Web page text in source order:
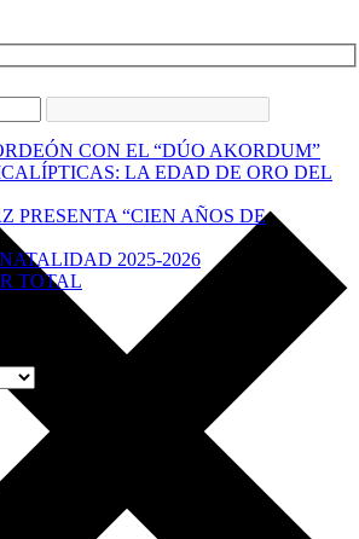
CON EL “DÚO AKORDUM”
LA EDAD DE ORO DEL
PRESENTA “CIEN AÑOS DE
2025-2026
TOTAL